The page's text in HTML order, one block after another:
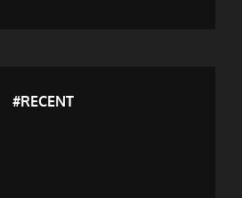
#RECENT